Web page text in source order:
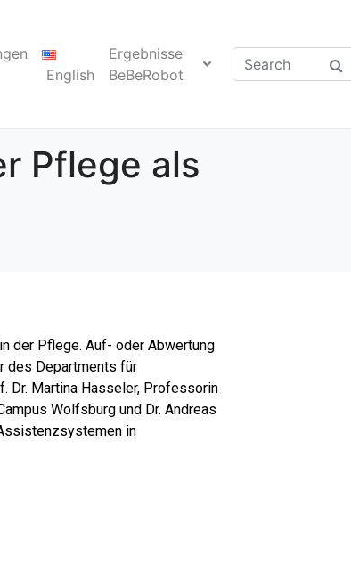
English
Ergebnisse
BeBeRobot
Pflege als
der Pflege. Auf- oder Abwertung
des Departments für
Dr. Martina Hasseler, Professorin
Wolfsburg und Dr. Andreas
in